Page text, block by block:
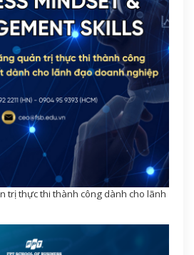
trị thực thi thành công dành cho lãnh